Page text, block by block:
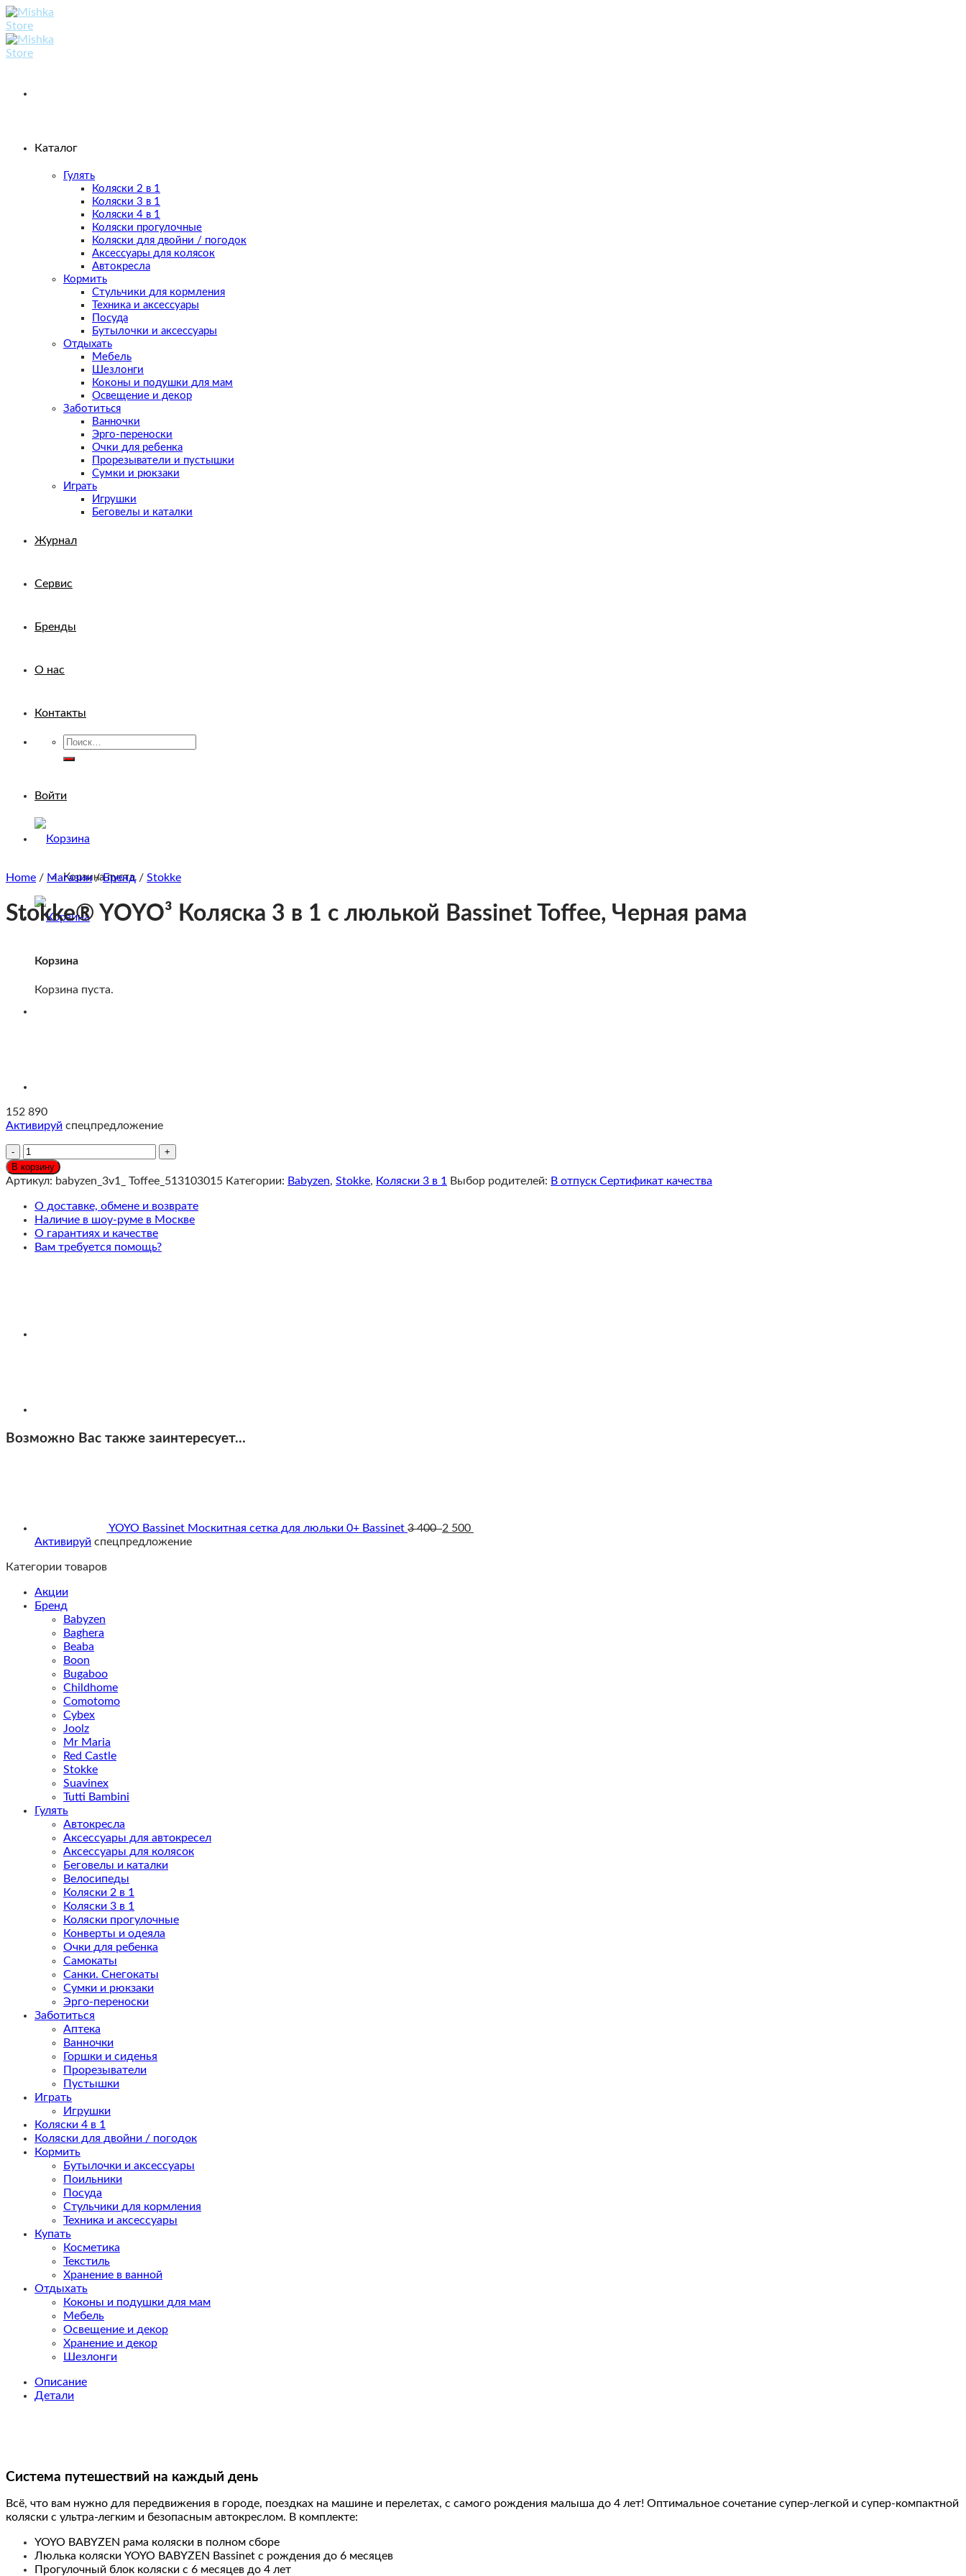
Skip
to
content
Каталог
Гулять
Коляски 2 в 1
Коляски 3 в 1
Коляски 4 в 1
Коляски прогулочные
Коляски для двойни / погодок
Аксессуары для колясок
Автокресла
Кормить
Стульчики для кормления
Техника и аксессуары
Посуда
Бутылочки и аксессуары
Отдыхать
Мебель
Шезлонги
Коконы и подушки для мам
Освещение и декор
Заботиться
Ванночки
Эрго-переноски
Очки для ребенка
Прорезыватели и пустышки
Сумки и рюкзаки
Играть
Игрушки
Беговелы и каталки
Журнал
Сервис
Бренды
О нас
Контакты
Искать:
Войти
Корзина пуста.
Корзина
Корзина пуста.
Home / Магазин / Бренд / Stokke
Stokke® YOYO³ Коляска 3 в 1 с люлькой Bassinet Toffee, Черная рама
152 890
Активируй спецпредложение
Количество
Stokke®
YOYO³
3
в
1
с
В корзину
Артикул: babyzen_3v1_ Toffee_513103015 Категории: Babyzen, Stokke, Коляски 3 в 1 Выбор родителей: В отпуск Сертификат качества
О доставке, обмене и возврате
Наличие в шоу-руме в Москве
О гарантиях и качестве
Вам требуется помощь?
Возможно Вас также заинтересует…
YOYO Bassinet Москитная сетка для люльки 0+ Bassinet 3 400 2 500
Активируй спецпредложение
Категории товаров
Акции
Бренд
Babyzen
Baghera
Beaba
Boon
Bugaboo
Childhome
Comotomo
Cybex
Joolz
Mr Maria
Red Castle
Stokke
Suavinex
Tutti Bambini
Гулять
Автокресла
Аксессуары для автокресел
Аксессуары для колясок
Беговелы и каталки
Велосипеды
Коляски 2 в 1
Коляски 3 в 1
Коляски прогулочные
Конверты и одеяла
Очки для ребенка
Самокаты
Санки. Снегокаты
Сумки и рюкзаки
Эрго-переноски
Заботиться
Аптека
Ванночки
Горшки и сиденья
Прорезыватели
Пустышки
Играть
Игрушки
Коляски 4 в 1
Коляски для двойни / погодок
Кормить
Бутылочки и аксессуары
Поильники
Посуда
Стульчики для кормления
Техника и аксессуары
Купать
Косметика
Текстиль
Хранение в ванной
Отдыхать
Коконы и подушки для мам
Мебель
Освещение и декор
Хранение и декор
Шезлонги
Описание
Детали
Cистема путешествий на каждый день
Всё, что вам нужно для передвижения в городе, поездках на машине и перелетах, с самого рождения малыша до 4 лет! Оптимальное сочетание супер-легкой и супер-компактной
коляски с ультра-легким и безопасным автокреслом. В комплекте:
YOYO BABYZEN рама коляски в полном сборе
Люлька коляски YOYO BABYZEN Bassinet с рождения до 6 месяцев
Прогулочный блок коляски с 6 месяцев до 4 лет